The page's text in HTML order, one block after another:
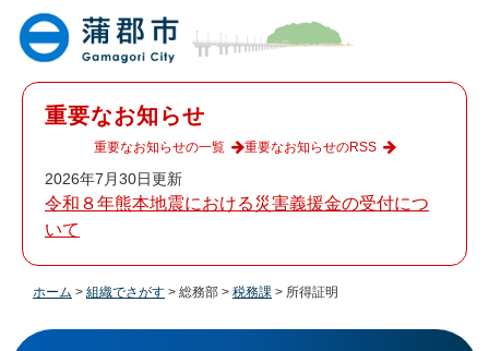
重要なお知らせ
2026年7月30日更新
令和８年熊本地震における災害義援金の受付につ
いて
重要なお知らせの一覧 重要なお知らせのRSS
ホーム > 組織でさがす > 総務部 > 税務課 > 所得証明
本